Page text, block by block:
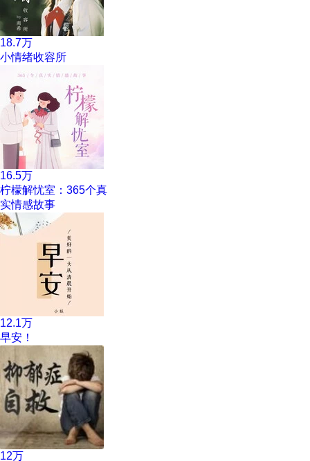
18.7万
小情绪收容所
16.5万
柠檬解忧室：365个真
实情感故事
12.1万
早安！
12万